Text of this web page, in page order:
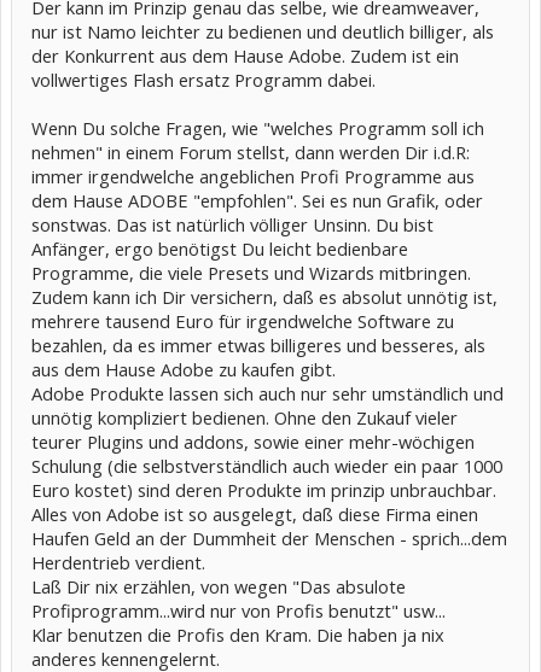
Der kann im Prinzip genau das selbe, wie dreamweaver,
nur ist Namo leichter zu bedienen und deutlich billiger, als
der Konkurrent aus dem Hause Adobe. Zudem ist ein
vollwertiges Flash ersatz Programm dabei.
Wenn Du solche Fragen, wie "welches Programm soll ich
nehmen" in einem Forum stellst, dann werden Dir i.d.R:
immer irgendwelche angeblichen Profi Programme aus
dem Hause ADOBE "empfohlen". Sei es nun Grafik, oder
sonstwas. Das ist natürlich völliger Unsinn. Du bist
Anfänger, ergo benötigst Du leicht bedienbare
Programme, die viele Presets und Wizards mitbringen.
Zudem kann ich Dir versichern, daß es absolut unnötig ist,
mehrere tausend Euro für irgendwelche Software zu
bezahlen, da es immer etwas billigeres und besseres, als
aus dem Hause Adobe zu kaufen gibt.
Adobe Produkte lassen sich auch nur sehr umständlich und
unnötig kompliziert bedienen. Ohne den Zukauf vieler
teurer Plugins und addons, sowie einer mehr-wöchigen
Schulung (die selbstverständlich auch wieder ein paar 1000
Euro kostet) sind deren Produkte im prinzip unbrauchbar.
Alles von Adobe ist so ausgelegt, daß diese Firma einen
Haufen Geld an der Dummheit der Menschen - sprich...dem
Herdentrieb verdient.
Laß Dir nix erzählen, von wegen "Das absulote
Profiprogramm...wird nur von Profis benutzt" usw...
Klar benutzen die Profis den Kram. Die haben ja nix
anderes kennengelernt.